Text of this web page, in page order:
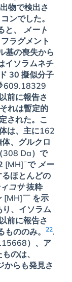
物で検出さ
ンでした。
と、
メート
ラグメント
基の喪失から
イソラムネチ
30 擬似分子
609.18329
前に報告さ
れは暫定的
された。こ
は、主に162
、グルクロ
308 Da）で
[MH]¯で メー
ほとんどの
コサ抜粋
[MH]￣ を示
、イソラム
前に報告さ
もののみ。22.
）、ア
のは、
からも発見さ